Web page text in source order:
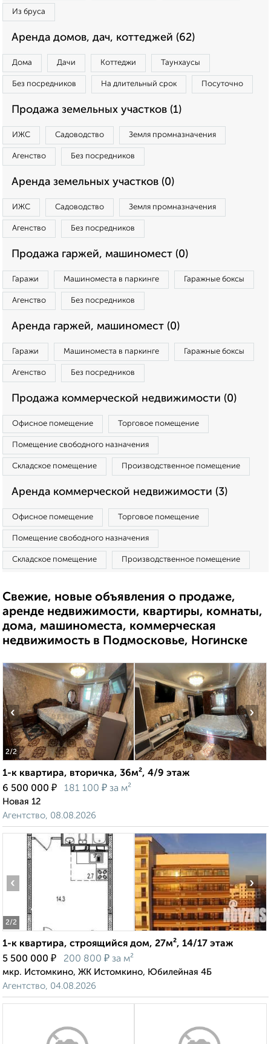
Из бруса
Аренда домов, дач, коттеджей (62)
Дома Дачи Коттеджи Таунхаусы
Без посредников На длительный срок Посуточно
Продажа земельных участков (1)
ИЖС Садоводство Земля промназначения
Агенство Без посредников
Аренда земельных участков (0)
ИЖС Садоводство Земля промназначения
Агенство Без посредников
Продажа гаржей, машиномест (0)
Гаражи Машиноместа в паркинге Гаражные боксы
Агенство Без посредников
Аренда гаржей, машиномест (0)
Гаражи Машиноместа в паркинге Гаражные боксы
Агенство Без посредников
Продажа коммерческой недвижимости (0)
Офисное помещение Торговое помещение
Помещение свободного назначения
Складское помещение Производственное помещение
Аренда коммерческой недвижимости (3)
Офисное помещение Торговое помещение
Помещение свободного назначения
Складское помещение Производственное помещение
Свежие, новые объявления о продаже,
аренде недвижимости, квартиры, комнаты,
дома, машиноместа, коммерческая
недвижимость в Подмосковье, Ногинске
2/2
‹ ›
1-к квартира, вторичка, 36м², 4/9 этаж
6 500 000 ₽ 181 100 ₽ за м²
Новая 12
Агентство, 08.08.2026
2/2
‹ ›
1-к квартира, строящийся дом, 27м², 14/17 этаж
5 500 000 ₽ 200 800 ₽ за м²
мкр. Истомкино, ЖК Истомкино, Юбилейная 4Б
Агентство, 04.08.2026